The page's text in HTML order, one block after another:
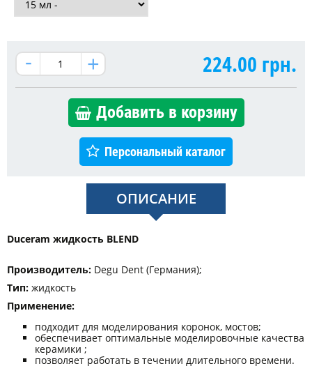
224.00 грн.
Добавить в корзину
Персональный каталог
ОПИСАНИЕ
Duceram жидкость BLEND
Производитель: Degu Dent (Германия);
Тип: жидкость
Применение:
подходит для моделирования коронок, мостов;
обеспечивает оптимальные моделировочные качества
керамики ;
позволяет работать в течении длительного времени.